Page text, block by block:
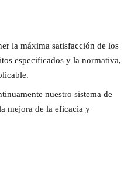
la máxima satisfacción de los
especificados y la normativa,
nuestro sistema de
mejora de la eficacia y